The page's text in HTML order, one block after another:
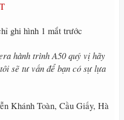
ghi hình 1 mắt trước
hành trình A50 quý vị hãy
sẽ tư vấn để bạn có sự lựa
Khánh Toàn, Cầu Giấy, Hà